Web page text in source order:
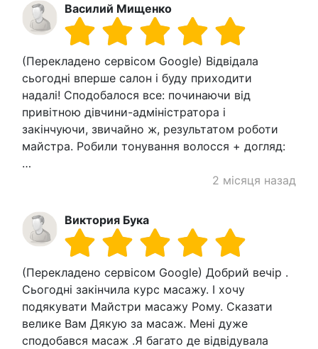
Василий Мищенко
(Перекладено сервісом Google) Відвідала
сьогодні вперше салон і буду приходити
надалі! Сподобалося все: починаючи від
привітною дівчини-адміністратора і
закінчуючи, звичайно ж, результатом роботи
майстра. Робили тонування волосся + догляд:
…
2 місяця назад
Виктория Бука
(Перекладено сервісом Google) Добрий вечір .
Сьогодні закінчила курс масажу. І хочу
подякувати Майстри масажу Рому. Сказати
велике Вам Дякую за масаж. Мені дуже
сподобався масаж .Я багато де відвідувала